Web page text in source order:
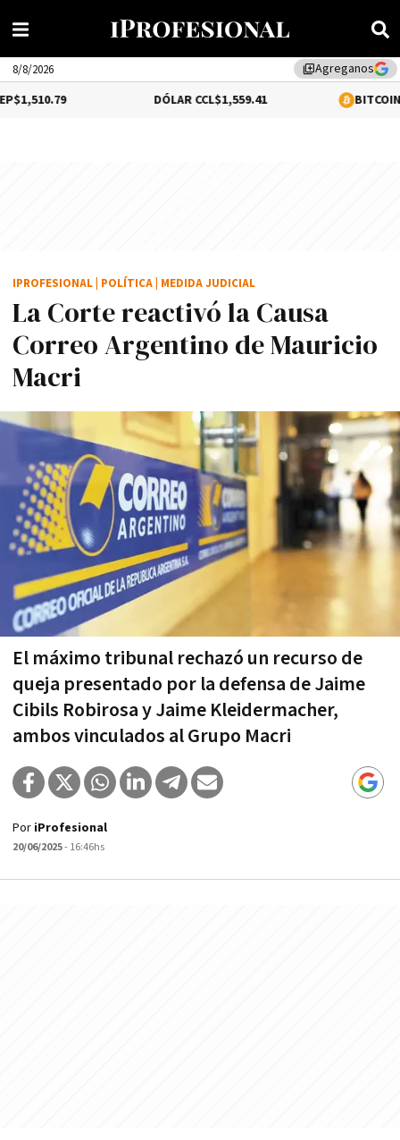
library_addAgreganos
8/8/2026
$1,559.41 $64,540.00
La Corte reactivó la Causa
Correo Argentino de Mauricio
Macri
El máximo tribunal rechazó un recurso de
queja presentado por la defensa de Jaime
Cibils Robirosa y Jaime Kleidermacher,
ambos vinculados al Grupo Macri
IPROFESIONAL POLÍTICA MEDIDA JUDICIAL
Por iProfesional
20/06/2025- 16:46hs